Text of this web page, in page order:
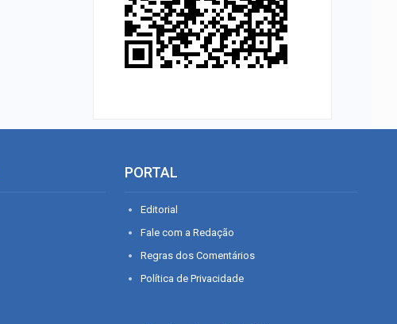
PORTAL
Editorial
Fale com a Redação
Regras dos Comentários
Política de Privacidade